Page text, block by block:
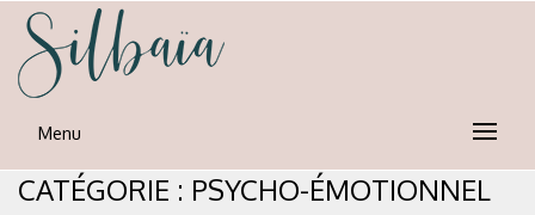
Skip
content
silbaia
Menu
CATÉGORIE : PSYCHO-ÉMOTIONNEL